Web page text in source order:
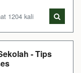
1204 kali
- Tips